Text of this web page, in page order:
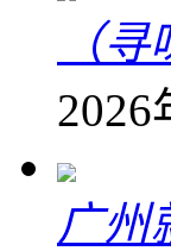
（
2026
广州